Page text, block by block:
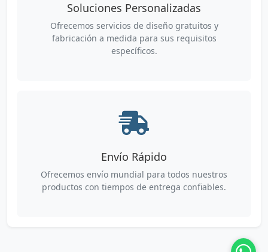
Soluciones Personalizadas
Ofrecemos servicios de diseño gratuitos y
fabricación a medida para sus requisitos
específicos.
Envío Rápido
Ofrecemos envío mundial para todos nuestros
productos con tiempos de entrega confiables.